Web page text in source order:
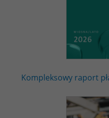
Kompleksowy raport